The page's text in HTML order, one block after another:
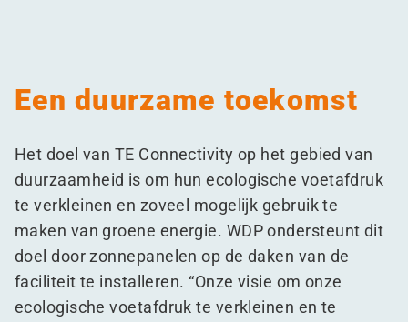
Een duurzame toekomst
Het doel van TE Connectivity op het gebied van
duurzaamheid is om hun ecologische voetafdruk
te verkleinen en zoveel mogelijk gebruik te
maken van groene energie. WDP ondersteunt dit
doel door zonnepanelen op de daken van de
faciliteit te installeren. “Onze visie om onze
ecologische voetafdruk te verkleinen en te